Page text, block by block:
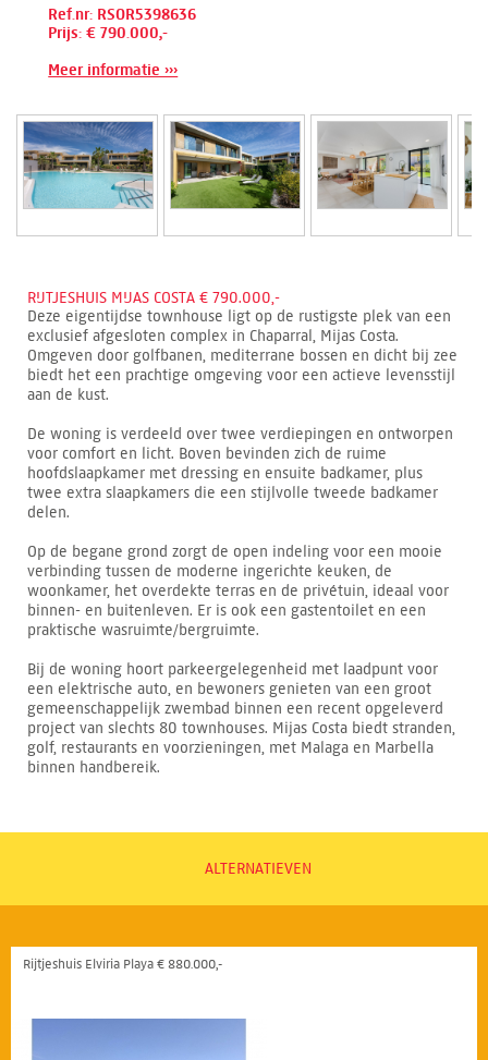
Ref.nr: RSOR5398636
Prijs: € 790.000,-
Meer informatie ›››
RIJTJESHUIS MIJAS COSTA € 790.000,-
Deze eigentijdse townhouse ligt op de rustigste plek van een
exclusief afgesloten complex in Chaparral, Mijas Costa.
Omgeven door golfbanen, mediterrane bossen en dicht bij zee
biedt het een prachtige omgeving voor een actieve levensstijl
aan de kust.
De woning is verdeeld over twee verdiepingen en ontworpen
voor comfort en licht. Boven bevinden zich de ruime
hoofdslaapkamer met dressing en ensuite badkamer, plus
twee extra slaapkamers die een stijlvolle tweede badkamer
delen.
Op de begane grond zorgt de open indeling voor een mooie
verbinding tussen de moderne ingerichte keuken, de
woonkamer, het overdekte terras en de privétuin, ideaal voor
binnen- en buitenleven. Er is ook een gastentoilet en een
praktische wasruimte/bergruimte.
Bij de woning hoort parkeergelegenheid met laadpunt voor
een elektrische auto, en bewoners genieten van een groot
gemeenschappelijk zwembad binnen een recent opgeleverd
project van slechts 80 townhouses. Mijas Costa biedt stranden,
golf, restaurants en voorzieningen, met Malaga en Marbella
binnen handbereik.
ALTERNATIEVEN
Rijtjeshuis Elviria Playa € 880.000,-